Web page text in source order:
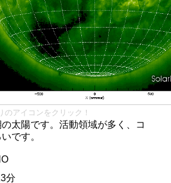
アイコンをクリック！
太陽です。活動領域が多く、コ
です。
分